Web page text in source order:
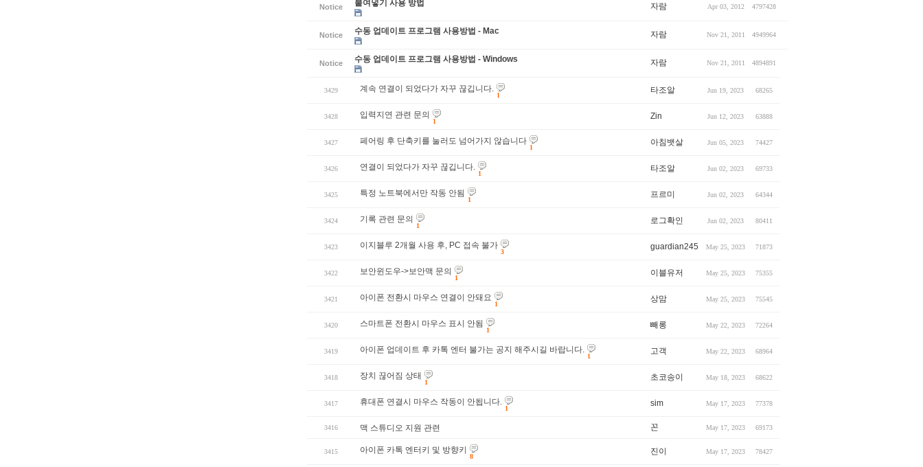
Notice 붙여넣기 사용 방법 자람 Apr 03, 2012 4797428
Notice 수동 업데이트 프로그램 사용방법 - Mac 자람 Nov 21, 2011 4949964
Notice 수동 업데이트 프로그램 사용방법 - Windows 자람 Nov 21, 2011 4894891
3429 계속 연결이 되었다가 자꾸 끊깁니다.
1
타조알 Jun 19, 2023 68265
3428 입력지연 관련 문의
1
Zin Jun 12, 2023 63888
3427 페어링 후 단축키를 눌러도 넘어가지 않습니다
1
아침뱃살 Jun 05, 2023 74427
3426 연결이 되었다가 자꾸 끊깁니다.
1
타조알 Jun 02, 2023 69733
3425 특정 노트북에서만 작동 안됨
1
프르미 Jun 02, 2023 64344
3424 기록 관련 문의
1
로그확인 Jun 02, 2023 80411
3423 이지블루 2개월 사용 후, PC 접속 불가
3
guardian245 May 25, 2023 71873
3422 보안윈도우->보안맥 문의
1
이블유저 May 25, 2023 75355
3421 아이폰 전환시 마우스 연결이 안돼요
1
상맘 May 25, 2023 75545
3420 스마트폰 전환시 마우스 표시 안됨
1
빼롱 May 22, 2023 72264
3419 아이폰 업데이트 후 카톡 엔터 불가는 공지 해주시길 바랍니다.
1
고객 May 22, 2023 68964
3418 장치 끊어짐 상태
1
초코송이 May 18, 2023 68622
3417 휴대폰 연결시 마우스 작동이 안됩니다.
1
sim May 17, 2023 77378
3416 맥 스튜디오 지원 관련 꼰 May 17, 2023 69173
3415 아이폰 카톡 엔터키 및 방향키
8
진이 May 17, 2023 78427